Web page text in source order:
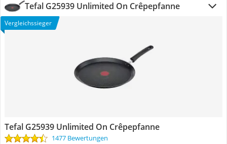
Tefal G25939 Unlimited On Crêpepfanne
Vergleichssieger
Tefal G25939 Unlimited On Crêpepfanne
1477 Bewertungen